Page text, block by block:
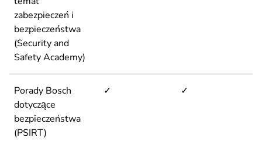
zabezpieczeń i
bezpieczeństwa
(Security and
Safety Academy)
Porady Bosch
dotyczące
bezpieczeństwa
(PSIRT)
✓ ✓